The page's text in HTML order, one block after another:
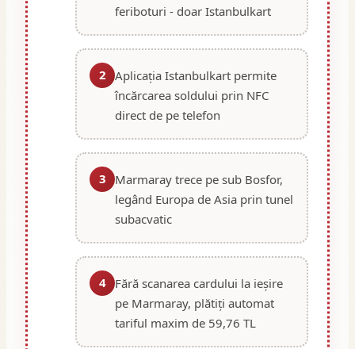
feriboturi - doar Istanbulkart
2 Aplicația Istanbulkart permite
încărcarea soldului prin NFC
direct de pe telefon
3
Marmaray trece pe sub Bosfor,
legând Europa de Asia prin tunel
subacvatic
4
Fără scanarea cardului la ieșire
pe Marmaray, plătiți automat
tariful maxim de 59,76 TL